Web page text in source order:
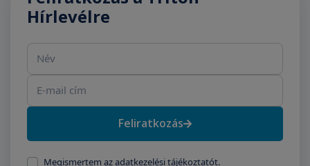
Hírlevélre
Név
E-mail cím
Feliratkozás
Megismertem az adatkezelési tájékoztatót.